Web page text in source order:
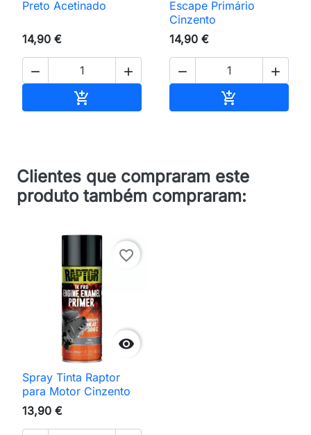
Preto Acetinado
14,90 €
 

Escape Primário
Cinzento
14,90 €
 

Clientes que compraram este
produto também compraram:

favorite_border
Spray Tinta Raptor
para Motor Cinzento
13,90 €